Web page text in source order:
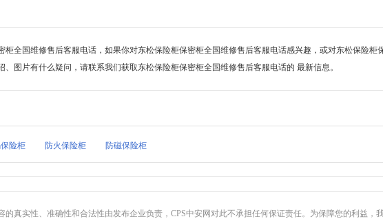
全国维修售后客服电话，如果你对东松保险柜保密柜全国维修售后客服电话感兴趣，或对东松保险柜
图片有什么疑问，请联系我们获取东松保险柜保密柜全国维修售后客服电话的 最新信息。
险柜 防火保险柜 防磁保险柜
的真实性、准确性和合法性由发布企业负责，CPS中安网对此不承担任何保证责任。为保障您的利益，